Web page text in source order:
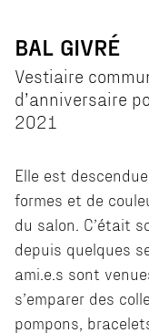
BAL GIVRÉ
Vestiaire
d’anniversaire
2021
Elle est
formes et de
du salon. C’était
depuis quelques
ami.e.s sont
s’emparer des
pompons,